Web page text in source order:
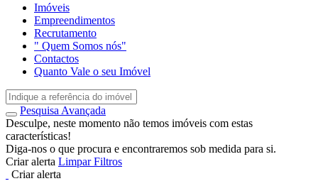
Imóveis
Empreendimentos
Recrutamento
" Quem Somos nós"
Contactos
Quanto Vale o seu Imóvel
Pesquisa Avançada
Desculpe, neste momento não temos imóveis com estas
características!
Diga-nos o que procura e encontraremos sob medida para si.
Criar alerta Limpar Filtros
Criar alerta